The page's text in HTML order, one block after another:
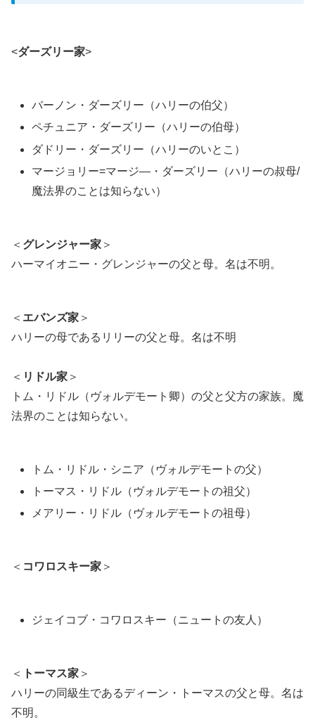
<ダーズリー家>
バーノン・ダーズリー（ハリーの伯父）
ペチュニア・ダーズリー（ハリーの伯母）
ダドリー・ダーズリー（ハリーのいとこ）
マージョリー=マージ―・ダーズリー（ハリーの叔母/
魔法界のことは知らない）
＜ グレンジャー家 ＞
ハーマイオニー・グレンジャーの父と母。名は不明。
＜ エバンズ家 ＞
ハリーの母であるリリーの父と母。名は不明
＜ リドル家 ＞
トム・リドル（ヴォルデモート卿）の父と父方の家族。魔
法界のことは知らない。
トム・リドル・シニア（ヴォルデモートの父）
トーマス・リドル（ヴォルデモートの祖父）
メアリー・リドル（ヴォルデモートの祖母）
＜ コワロスキー家 ＞
ジェイコブ・コワロスキー（ニュートの友人）
＜ トーマス家 ＞
ハリーの同級生であるディーン・トーマスの父と母。名は
不明。